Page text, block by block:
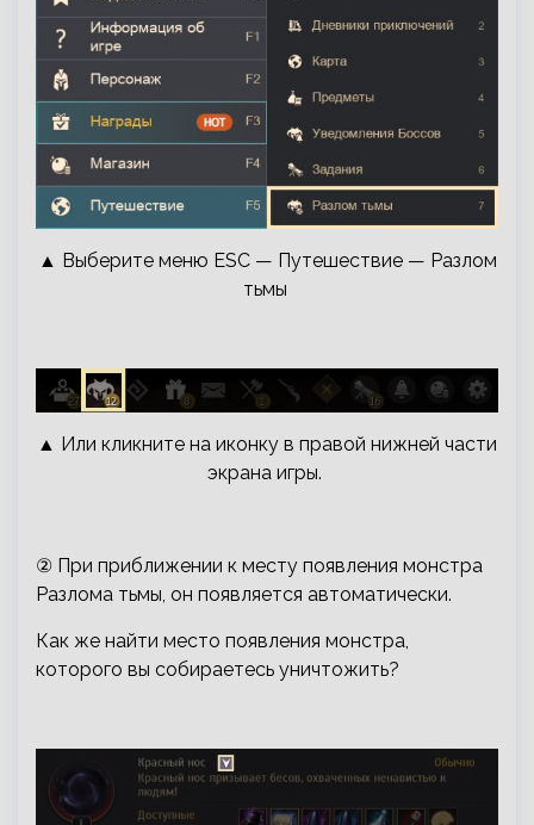
▲ Выберите меню ESC — Путешествие — Разлом
тьмы
▲ Или кликните на иконку в правой нижней части
экрана игры.
② При приближении к месту появления монстра
Разлома тьмы, он появляется автоматически.
Как же найти место появления монстра,
которого вы собираетесь уничтожить?